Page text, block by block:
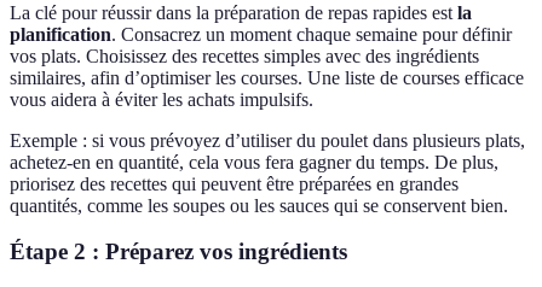
La clé pour réussir dans la préparation de repas rapides est la
planification. Consacrez un moment chaque semaine pour définir
vos plats. Choisissez des recettes simples avec des ingrédients
similaires, afin d’optimiser les courses. Une liste de courses efficace
vous aidera à éviter les achats impulsifs.
Exemple : si vous prévoyez d’utiliser du poulet dans plusieurs plats,
achetez-en en quantité, cela vous fera gagner du temps. De plus,
priorisez des recettes qui peuvent être préparées en grandes
quantités, comme les soupes ou les sauces qui se conservent bien.
Étape 2 : Préparez vos ingrédients